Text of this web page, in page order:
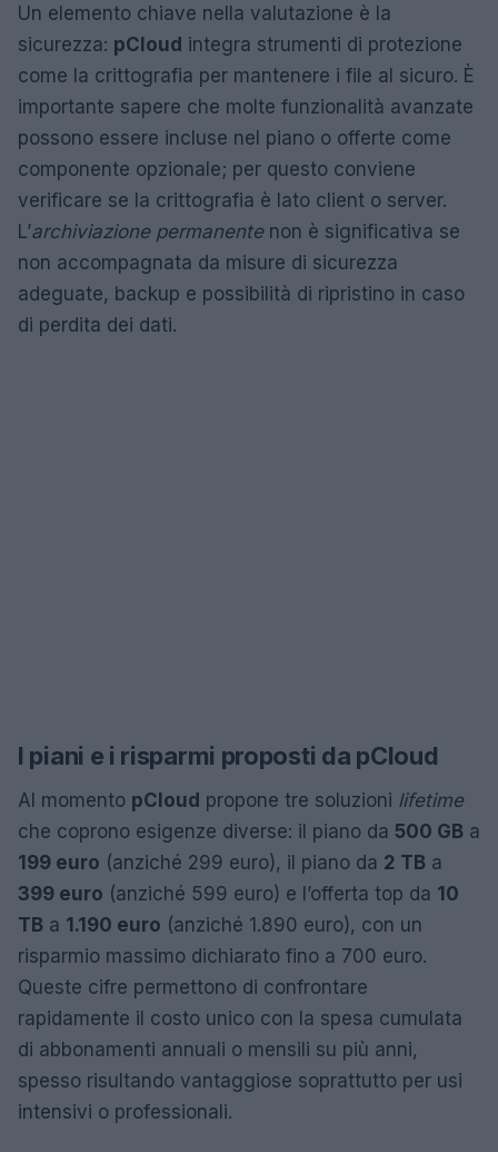
Un elemento chiave nella valutazione è la
sicurezza: pCloud integra strumenti di protezione
come la crittografia per mantenere i file al sicuro. È
importante sapere che molte funzionalità avanzate
possono essere incluse nel piano o offerte come
componente opzionale; per questo conviene
verificare se la crittografia è lato client o server.
L’archiviazione permanentenon è significativa se
non accompagnata da misure di sicurezza
adeguate, backup e possibilità di ripristino in caso
di perdita dei dati.
I piani e i risparmi proposti da pCloud
Al momento pCloud propone tre soluzioni lifetime
che coprono esigenze diverse: il piano da 500 GB a
199 euro (anziché 299 euro), il piano da 2 TB a
399 euro (anziché 599 euro) e l’offerta top da 10
TB a 1.190 euro (anziché 1.890 euro), con un
risparmio massimo dichiarato fino a 700 euro.
Queste cifre permettono di confrontare
rapidamente il costo unico con la spesa cumulata
di abbonamenti annuali o mensili su più anni,
spesso risultando vantaggiose soprattutto per usi
intensivi o professionali.